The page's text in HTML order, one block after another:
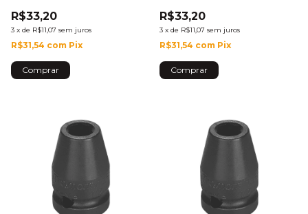
R$33,20
3 x de R$11,07 sem juros
R$31,54 com Pix
R$33,20
3 x de R$11,07 sem juros
R$31,54 com Pix